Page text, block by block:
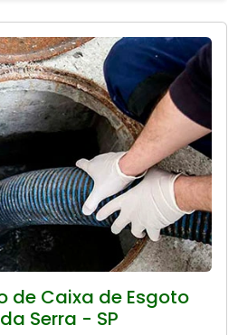
de Caixa de Esgoto
Serra - SP